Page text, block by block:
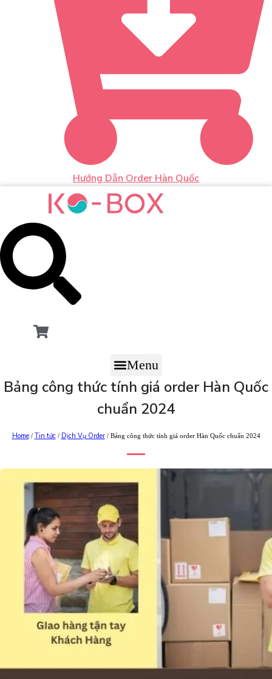
Hướng Dẫn Order Hàn Quốc
Menu
Bảng công thức tính giá order Hàn Quốc
chuẩn 2024
Home/ Tin tức/ Dịch Vụ Order/ Bảng công thức tính giá order Hàn Quốc chuẩn 2024